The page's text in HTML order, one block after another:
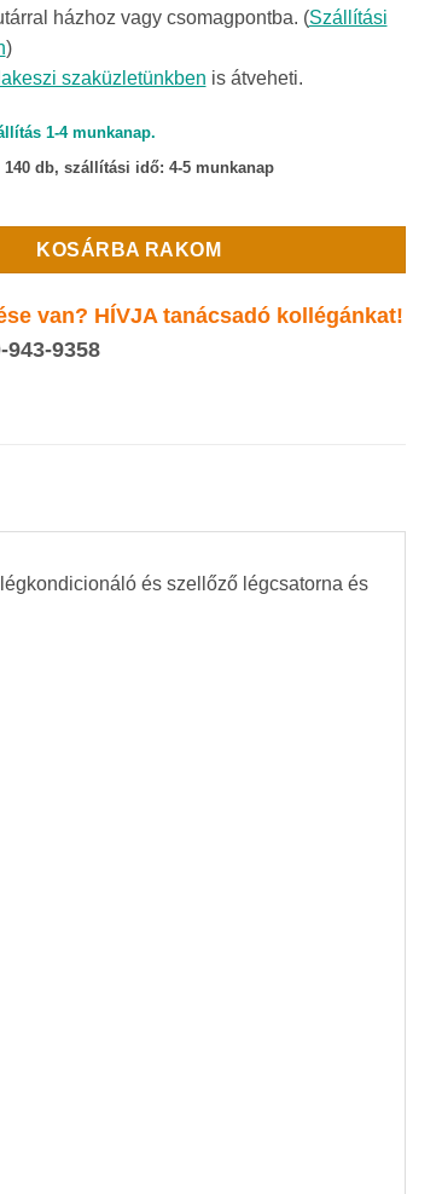
házhoz vagy csomagpontba. (Szállítási
)
szaküzletünkben is átveheti.
1-4 munkanap.
140 db, szállítási idő: 4-5 munkanap
KOSÁRBA RAKOM
van? HÍVJA tanácsadó kollégánkat!
943-9358
és szellőző légcsatorna és